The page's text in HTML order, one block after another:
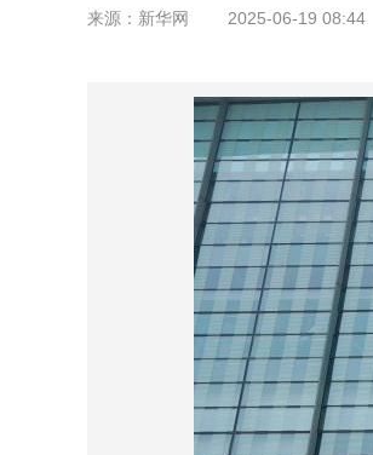
来源： 新华网 2025-06-19 08:44